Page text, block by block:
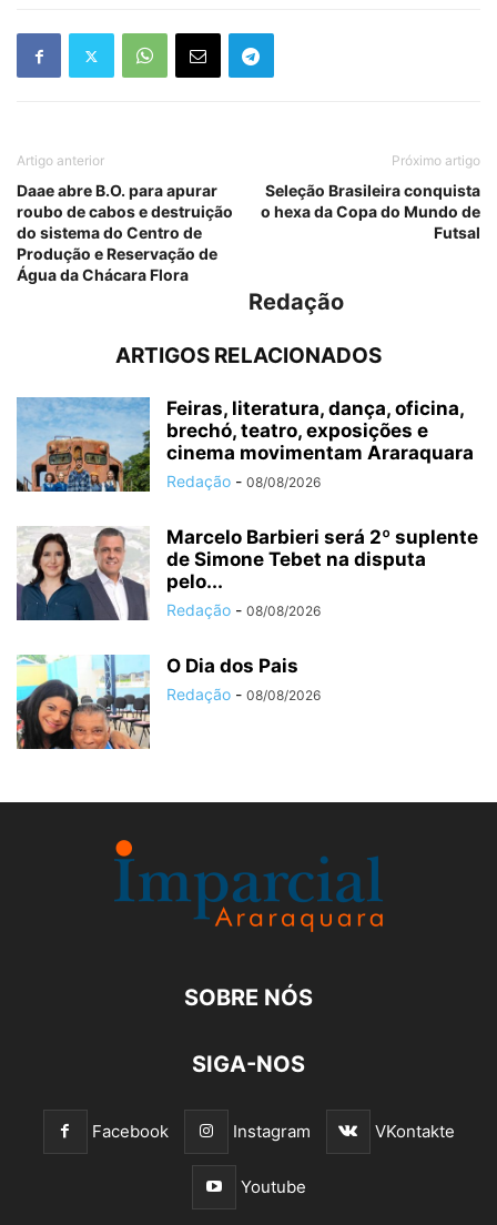
Artigo anterior
Daae abre B.O. para apurar
roubo de cabos e destruição
do sistema do Centro de
Produção e Reservação de
Água da Chácara Flora
Próximo artigo
Seleção Brasileira conquista
o hexa da Copa do Mundo de
Futsal
Redação
ARTIGOS RELACIONADOS
Feiras, literatura, dança, oficina,
brechó, teatro, exposições e
cinema movimentam Araraquara
Redação - 08/08/2026
Marcelo Barbieri será 2º suplente
de Simone Tebet na disputa
pelo...
Redação - 08/08/2026
O Dia dos Pais
Redação - 08/08/2026
SOBRE NÓS
SIGA-NOS
Facebook Instagram VKontakte
Youtube